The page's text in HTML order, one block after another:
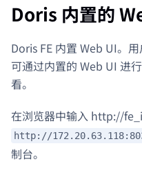
Doris 内置的
Doris FE 内置 Web UI。
可通过内置的 Web UI 进
看。
在浏览器中输入 http://
http://
制台。